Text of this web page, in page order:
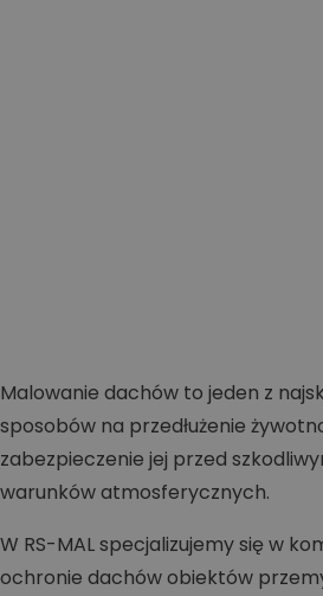
Malowanie dachów to jeden z
sposobów na przedłużenie
zabezpieczenie jej przed
warunków atmosferycznych.
W RS-MAL specjalizujemy się w
ochronie dachów obiektów